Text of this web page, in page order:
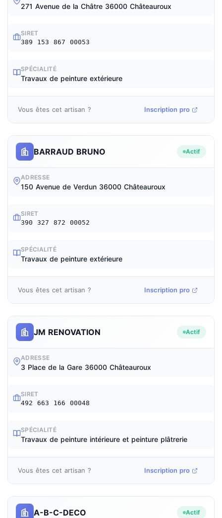
271 Avenue de la Châtre 36000 Châteauroux
SIRET
389 153 867 00053
SPÉCIALITÉ
Travaux de peinture extérieure
Vous êtes cet artisan ? Inscription pro
BARRAUD BRUNO Actif
ADRESSE
150 Avenue de Verdun 36000 Châteauroux
SIRET
390 327 872 00052
SPÉCIALITÉ
Travaux de peinture extérieure
Vous êtes cet artisan ? Inscription pro
JM RENOVATION Actif
ADRESSE
3 Place de la Gare 36000 Châteauroux
SIRET
492 663 166 00048
SPÉCIALITÉ
Travaux de peinture intérieure et peinture plâtrerie
Vous êtes cet artisan ? Inscription pro
A-B-C-DECO Actif